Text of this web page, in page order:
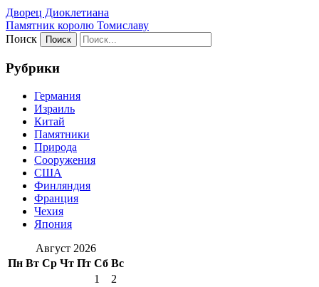
Дворец Диоклетиана
Памятник королю Томиславу
Поиск
Рубрики
Германия
Израиль
Китай
Памятники
Природа
Сооружения
США
Финляндия
Франция
Чехия
Япония
Август 2026
Пн Вт Ср Чт Пт Сб Вс
1
2